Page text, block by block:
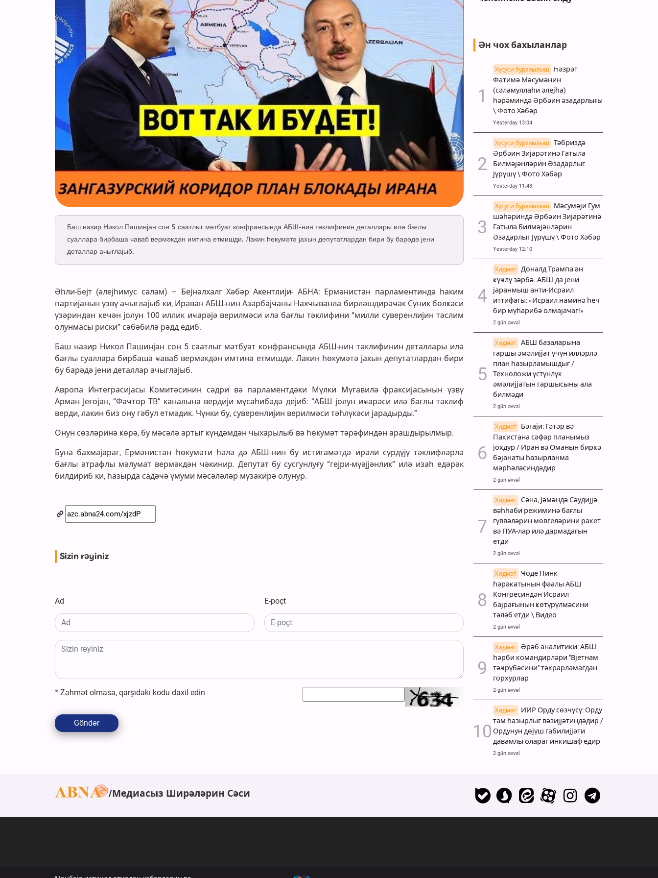
Баш назир Никол Пашинјан сон 5 саатлыг мәтбуат конфрансында АБШ-нин тәклифинин деталлары илә бағлы
суаллара бирбаша ҹаваб вермәкдән имтина етмишди. Лакин һөкумәтә јахын депутатлардан бири бу барәдә јени
деталлар ачыглајыб.
Әһли-Бејт (әлејһимус сәлам) – Бејнәлхалг Хәбәр Аҝентлији- АБНА: Ермәнистан парламентиндә һаким
партијанын үзвү ачыглајыб ки, Ирәван АБШ-нин Азәрбајҹаны Нахчыванла бирләшдирәҹәк Сүник бөлҝәси
үзәриндән кечән јолун 100 иллик иҹарәјә верилмәси илә бағлы тәклифини “милли суверенлијин тәслим
олунмасы риски” сәбәбилә рәдд едиб.
Баш назир Никол Пашинјан сон 5 саатлыг мәтбуат конфрансында АБШ-нин тәклифинин деталлары илә
бағлы суаллара бирбаша ҹаваб вермәкдән имтина етмишди. Лакин һөкумәтә јахын депутатлардан бири
бу барәдә јени деталлар ачыглајыб.
Авропа Интеграсијасы Комитәсинин сәдри вә парламентдәки Мүлки Мүгавилә фраксијасынын үзвү
Арман Јеғојан, “Фаҹтор ТВ” каналына вердији мүсаһибәдә дејиб: “АБШ јолун иҹарәси илә бағлы тәклиф
верди, лакин биз ону гәбул етмәдик. Чүнки бу, суверенлијин верилмәси тәһлүкәси јарадырды.”
Онун сөзләринә ҝөрә, бу мәсәлә артыг ҝүндәмдән чыхарылыб вә һөкумәт тәрәфиндән арашдырылмыр.
Буна бахмајараг, Ермәнистан һөкумәти һәлә дә АБШ-нин бу истигамәтдә ирәли сүрдүјү тәклифләрлә
бағлы әтрафлы мәлумат вермәкдән чәкинир. Депутат бу сусгунлуғу “гејри-мүәјјәнлик” илә изаһ едәрәк
билдириб ки, һазырда садәҹә үмуми мәсәләләр мүзакирә олунур.
Sizin rəyiniz
Ad E-poçt
* Zəhmət olmasa, qarşıdakı kodu daxil edin
Göndər
Ән чох бахыланлар
Хүсуси бурахылыш
Һәзрәт
Фатимә Мәсумәнин
(сәламуллаһи әлејһа)
һәрәминдә Әрбәин әзадарлығы
\ Фото Хәбәр
Yesterday 13:04
Хүсуси бурахылыш
Тәбриздә
Әрбәин Зијарәтинә Гатыла
Билмәјәнләрин Әзадарлыг
Јүрүшү \ Фото Хәбәр
Yesterday 11:43
Хүсуси бурахылыш
Мәсумәји Гум
шәһәриндә Әрбәин Зијарәтинә
Гатыла Билмәјәнләрин
Әзадарлыг Јүрүшү \ Фото Хәбәр
Yesterday 12:10
Хидмәт
Доналд Трампа ән
ҝүҹлү зәрбә. АБШ-да јени
јаранмыш анти-Исраил
иттифагы: «Исраил наминә һеч
бир мүһарибә олмајаҹаг!»
2 gün əvvəl
Хидмәт
АБШ базаларына
гаршы әмәлијјат үчүн илләрлә
план һазырламышдыг /
Техноложи үстүнлүк
әмәлијјатын гаршысыны ала
билмәди
2 gün əvvəl
Хидмәт
Бәгаји: Гәтәр вә
Пакистана сәфәр планымыз
јохдур / Иран вә Оманын бирҝә
бәјанаты һазырланма
мәрһәләсиндәдир
2 gün əvvəl
Хидмәт
Сәна, Јәмәндә Сәудијјә
вәһһаби режиминә бағлы
гүввәләрин мөвгеләрини ракет
вә ПУА-лар илә дармадағын
етди
2 gün əvvəl
Хидмәт
Ҹоде Пинк
һәрәкатынын фәалы АБШ
Конгресиндән Исраил
бајрағынын ҝөтүрүлмәсини
тәләб етди \ Видео
2 gün əvvəl
Хидмәт
Әрәб аналитики: АБШ
һәрби командирләри "Вјетнам
тәҹрүбәсини" тәкрарламагдан
горхурлар
2 gün əvvəl
Хидмәт
ИИР Орду сөзчүсү: Орду
там һазырлыг вәзијјәтиндәдир /
Ордунун дөјүш габилијјәти
давамлы олараг инкишаф едир
2 gün əvvəl
Медиасыз Ширәләрин Сәси